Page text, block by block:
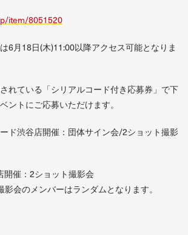
item/8051520
6月18日(木)11:00以降アクセス可能となりま
れている「シリアルコード付き応募券」で下
ントにご応募いただけます。
ド渋谷店開催：団体サイン会/2ショット撮影
開催：2ショット撮影会
会のメンバーはランダムとなります。